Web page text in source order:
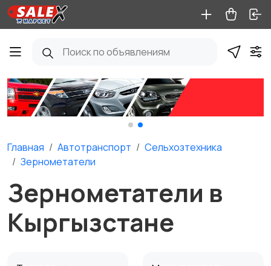
Главная Автотранспорт
Сельхозтехника
Зернометатели
Зернометатели в
Кыргызстане